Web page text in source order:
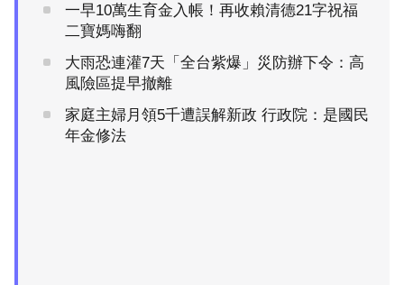
一早10萬生育金入帳！再收賴清德21字祝福
二寶媽嗨翻
大雨恐連灌7天「全台紫爆」災防辦下令：高
風險區提早撤離
家庭主婦月領5千遭誤解新政 行政院：是國民
年金修法